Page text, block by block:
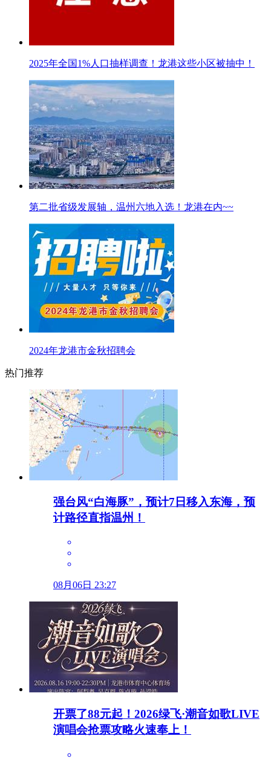
2025年全国1%人口抽样调查！龙港这些小区被抽中！
第二批省级发展轴，温州六地入选！龙港在内~~
2024年龙港市金秋招聘会
热门推荐
强台风“白海豚”，预计7日移入东海，预
计路径直指温州！
08月06日 23:27
开票了88元起！2026绿飞·潮音如歌LIVE
演唱会抢票攻略火速奉上！